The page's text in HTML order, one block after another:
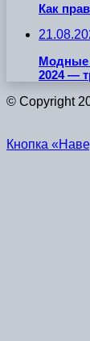
Как
Модные
2024 —
© Copyright
Кнопка